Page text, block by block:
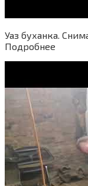
Уаз буханка.
Подробнее